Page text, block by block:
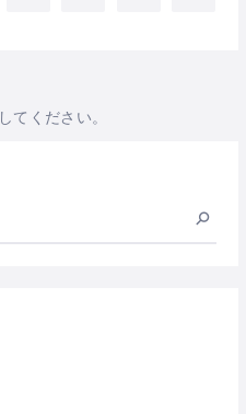
してください。